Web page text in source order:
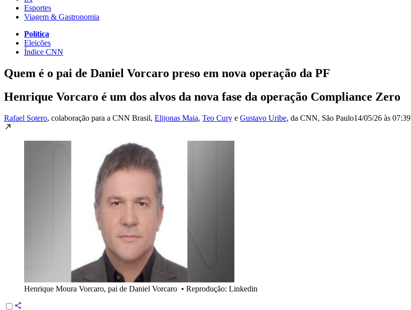
Esportes
Viagem & Gastronomia
Política
Eleições
Índice CNN
Quem é o pai de Daniel Vorcaro preso em nova operação da PF
Henrique Vorcaro é um dos alvos da nova fase da operação Compliance Zero
Rafael Sotero, colaboração para a CNN Brasil, Elijonas Maia, Teo Cury e Gustavo Uribe, da CNN, São Paulo14/05/26 às 07:39
Henrique Moura Vorcaro, pai de Daniel Vorcaro • Reprodução: Linkedin